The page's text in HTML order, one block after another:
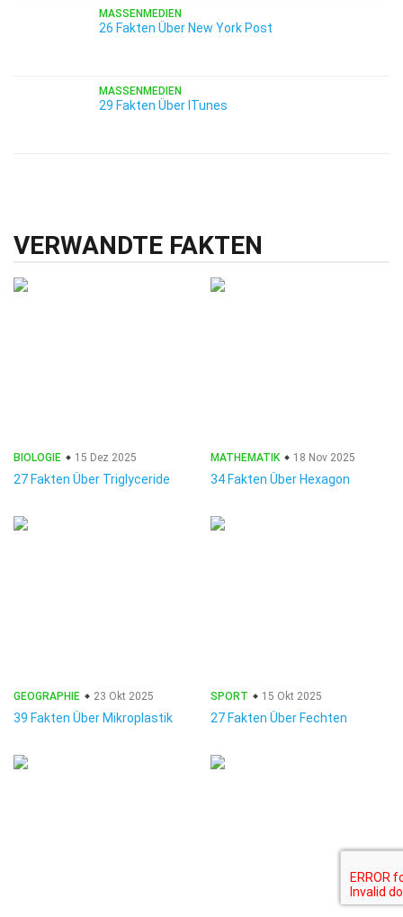
MASSENMEDIEN
26 Fakten Über New York Post
MASSENMEDIEN
29 Fakten Über ITunes
VERWANDTE FAKTEN
BIOLOGIE 15 Dez 2025
27 Fakten Über Triglyceride
MATHEMATIK 18 Nov 2025
34 Fakten Über Hexagon
GEOGRAPHIE 23 Okt 2025
39 Fakten Über Mikroplastik
SPORT 15 Okt 2025
27 Fakten Über Fechten